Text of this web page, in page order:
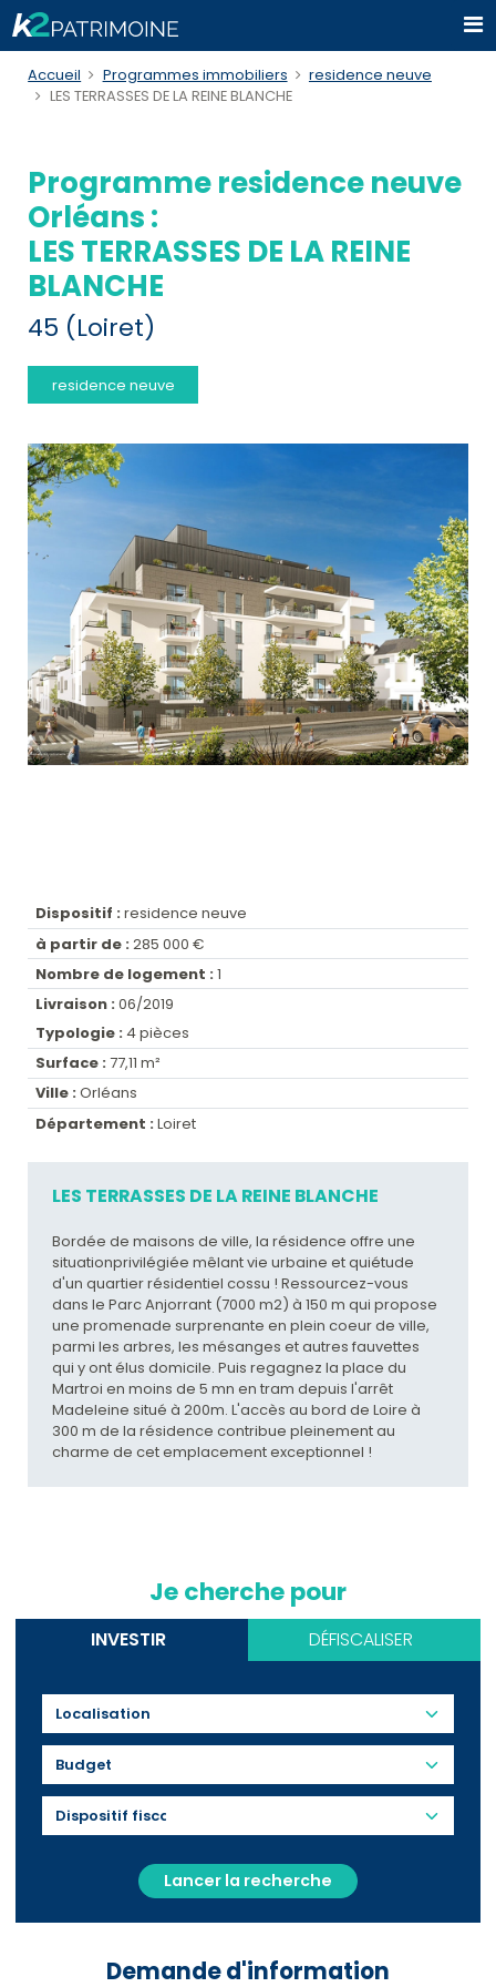
Accueil Programmes immobiliers
residence neuve
LES TERRASSES DE LA REINE BLANCHE
Programme residence neuve
Orléans :
LES TERRASSES DE LA REINE
BLANCHE
45 (Loiret)
residence neuve
Dispositif : residence neuve
à partir de : 285 000 €
Nombre de logement : 1
Livraison : 06/2019
Typologie : 4 pièces
Surface : 77,11 m²
Ville : Orléans
Département : Loiret
LES TERRASSES DE LA REINE BLANCHE
Bordée de maisons de ville, la résidence offre une
situationprivilégiée mêlant vie urbaine et quiétude
d'un quartier résidentiel cossu ! Ressourcez-vous
dans le Parc Anjorrant (7000 m2) à 150 m qui propose
une promenade surprenante en plein coeur de ville,
parmi les arbres, les mésanges et autres fauvettes
qui y ont élus domicile. Puis regagnez la place du
Martroi en moins de 5 mn en tram depuis l'arrêt
Madeleine situé à 200m. L'accès au bord de Loire à
300 m de la résidence contribue pleinement au
charme de cet emplacement exceptionnel !
Je cherche pour
INVESTIR DÉFISCALISER
Budget
Lancer la recherche
Demande d'information